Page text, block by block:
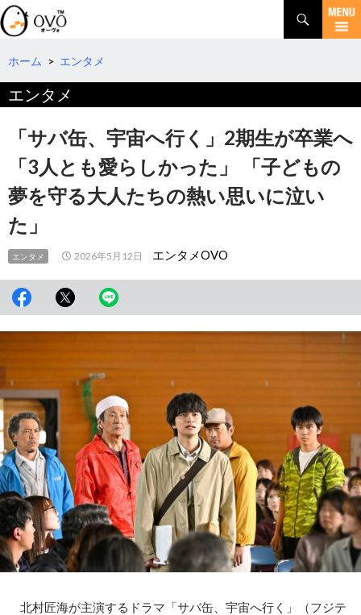
検
索
コ
テ
へ
ホーム > エンタメ
エンタメ
「サバ缶、宇宙へ行く」2期生が卒業へ
「3人とも愛らしかった」 「子どもの
夢を守る大人たちの熱い思いに泣い
た」
エンタメ 2026年5月12日 エンタメOVO
北村匠海が主演するドラマ「サバ缶、宇宙へ行く」（フジテ